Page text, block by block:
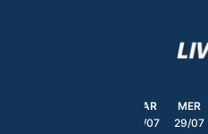
MAR
28/07
MER
29/07